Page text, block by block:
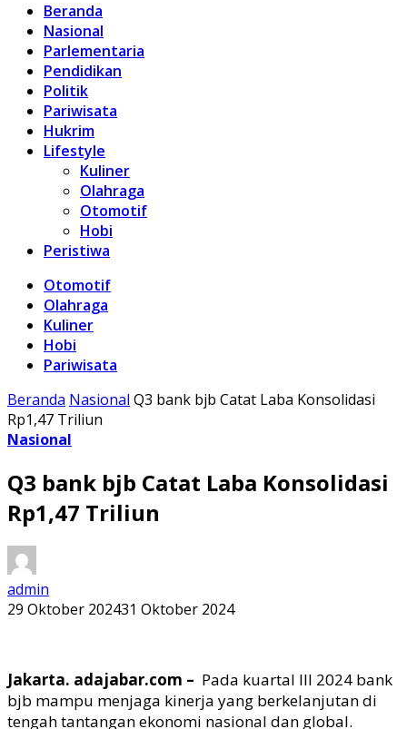
Beranda
Nasional
Parlementaria
Pendidikan
Politik
Pariwisata
Hukrim
Lifestyle
Kuliner
Olahraga
Otomotif
Hobi
Peristiwa
Otomotif
Olahraga
Kuliner
Hobi
Pariwisata
Beranda Nasional Q3 bank bjb Catat Laba Konsolidasi
Rp1,47 Triliun
Nasional
Q3 bank bjb Catat Laba Konsolidasi
Rp1,47 Triliun
admin
29 Oktober 202431 Oktober 2024
Jakarta. adajabar.com – Pada kuartal III 2024 bank
bjb mampu menjaga kinerja yang berkelanjutan di
tengah tantangan ekonomi nasional dan global.